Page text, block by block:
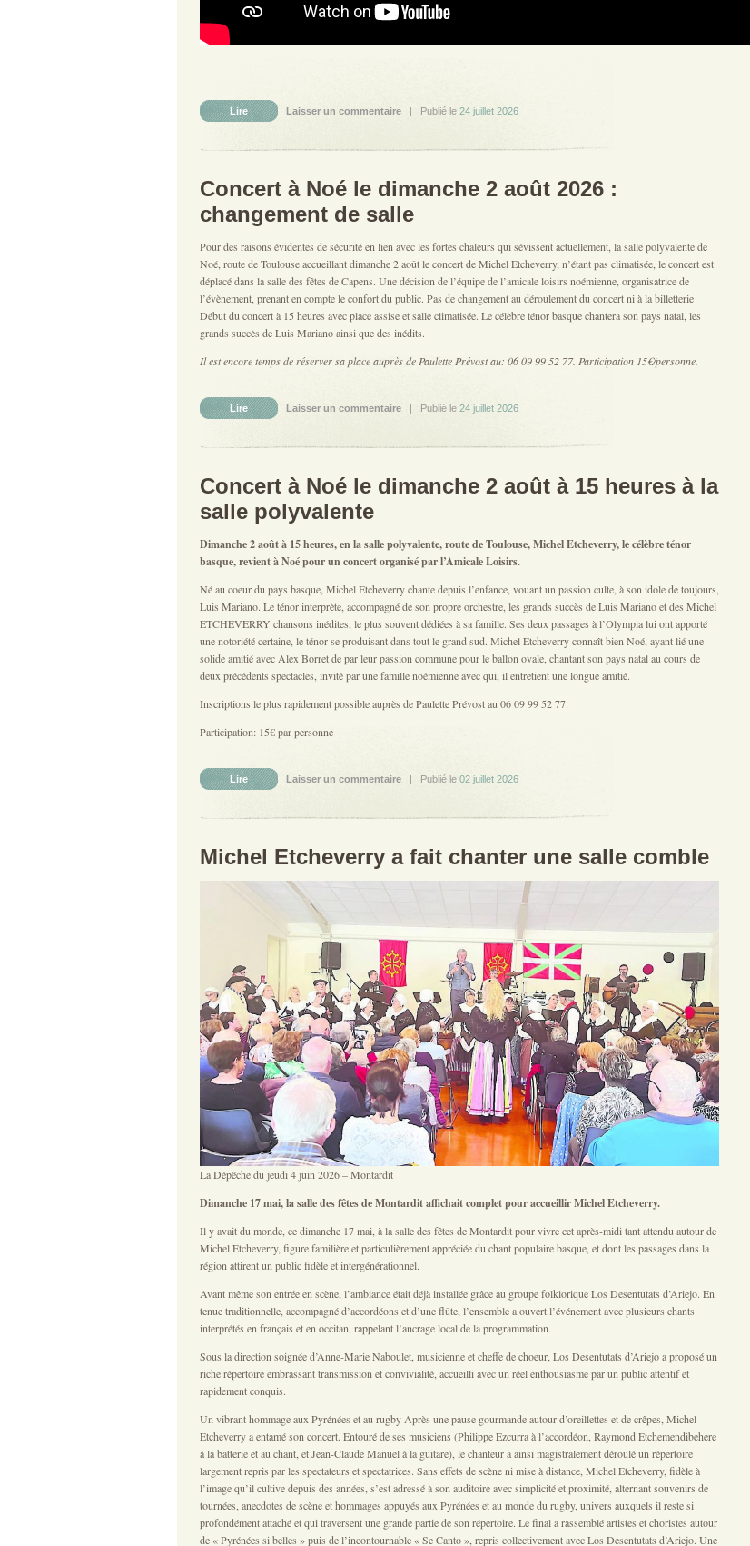
Lire Laisser un commentaire| Publié le 24 juillet 2026
Concert à Noé le dimanche 2 août 2026 :
changement de salle
Pour des raisons évidentes de sécurité en lien avec les fortes chaleurs qui sévissent actuellement, la salle polyvalente de
Noé, route de Toulouse accueillant dimanche 2 août le concert de Michel Etcheverry, n’étant pas climatisée, le concert est
déplacé dans la salle des fêtes de Capens. Une décision de l’équipe de l’amicale loisirs noémienne, organisatrice de
l’évènement, prenant en compte le confort du public. Pas de changement au déroulement du concert ni à la billetterie
Début du concert à 15 heures avec place assise et salle climatisée. Le célèbre ténor basque chantera son pays natal, les
grands succès de Luis Mariano ainsi que des inédits.
Il est encore temps de réserver sa place auprès de Paulette Prévost au: 06 09 99 52 77. Participation 15€/personne.
Lire Laisser un commentaire| Publié le 24 juillet 2026
Concert à Noé le dimanche 2 août à 15 heures à la
salle polyvalente
Dimanche 2 août à 15 heures, en la salle polyvalente, route de Toulouse, Michel Etcheverry, le célèbre ténor
basque, revient à Noé pour un concert organisé par l’Amicale Loisirs.
Né au coeur du pays basque, Michel Etcheverry chante depuis l’enfance, vouant un passion culte, à son idole de toujours,
Luis Mariano. Le ténor interprète, accompagné de son propre orchestre, les grands succès de Luis Mariano et des Michel
ETCHEVERRY chansons inédites, le plus souvent dédiées à sa famille. Ses deux passages à l’Olympia lui ont apporté
une notoriété certaine, le ténor se produisant dans tout le grand sud. Michel Etcheverry connaît bien Noé, ayant lié une
solide amitié avec Alex Borret de par leur passion commune pour le ballon ovale, chantant son pays natal au cours de
deux précédents spectacles, invité par une famille noémienne avec qui, il entretient une longue amitié.
Inscriptions le plus rapidement possible auprès de Paulette Prévost au 06 09 99 52 77.
Participation: 15€ par personne
Lire Laisser un commentaire| Publié le 02 juillet 2026
Michel Etcheverry a fait chanter une salle comble
La Dépêche du jeudi 4 juin 2026 – Montardit
Dimanche 17 mai, la salle des fêtes de Montardit affichait complet pour accueillir Michel Etcheverry.
Il y avait du monde, ce dimanche 17 mai, à la salle des fêtes de Montardit pour vivre cet après-midi tant attendu autour de
Michel Etcheverry, figure familière et particulièrement appréciée du chant populaire basque, et dont les passages dans la
région attirent un public fidèle et intergénérationnel.
Avant même son entrée en scène, l’ambiance était déjà installée grâce au groupe folklorique Los Desentutats d’Ariejo. En
tenue traditionnelle, accompagné d’accordéons et d’une flûte, l’ensemble a ouvert l’événement avec plusieurs chants
interprétés en français et en occitan, rappelant l’ancrage local de la programmation.
Sous la direction soignée d’Anne-Marie Naboulet, musicienne et cheffe de choeur, Los Desentutats d’Ariejo a proposé un
riche répertoire embrassant transmission et convivialité, accueilli avec un réel enthousiasme par un public attentif et
rapidement conquis.
Un vibrant hommage aux Pyrénées et au rugby Après une pause gourmande autour d’oreillettes et de crêpes, Michel
Etcheverry a entamé son concert. Entouré de ses musiciens (Philippe Ezcurra à l’accordéon, Raymond Etchemendibehere
à la batterie et au chant, et Jean-Claude Manuel à la guitare), le chanteur a ainsi magistralement déroulé un répertoire
largement repris par les spectateurs et spectatrices. Sans effets de scène ni mise à distance, Michel Etcheverry, fidèle à
l’image qu’il cultive depuis des années, s’est adressé à son auditoire avec simplicité et proximité, alternant souvenirs de
tournées, anecdotes de scène et hommages appuyés aux Pyrénées et au monde du rugby, univers auxquels il reste si
profondément attaché et qui traversent une grande partie de son répertoire. Le final a rassemblé artistes et choristes autour
de « Pyrénées si belles » puis de l’incontournable « Se Canto », repris collectivement avec Los Desentutats d’Ariejo. Une